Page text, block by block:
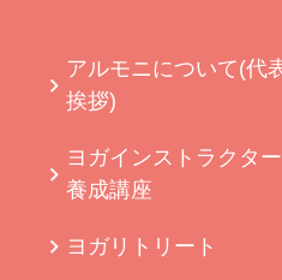
アルモニについて(代
挨拶)
ヨガインストラクター
養成講座
ヨガリトリート